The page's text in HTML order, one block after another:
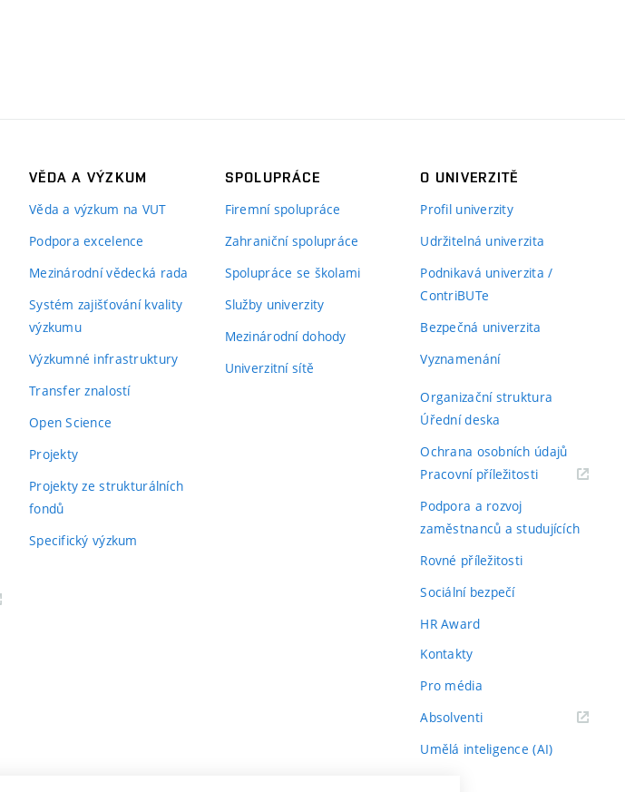
VĚDA A VÝZKUM
Věda a výzkum na VUT
Podpora excelence
Mezinárodní vědecká rada
Systém zajišťování kvality
výzkumu
Výzkumné infrastruktury
Transfer znalostí
Open Science
Projekty
Projekty ze strukturálních
fondů
Specifický výzkum
SPOLUPRÁCE
Firemní spolupráce
Zahraniční spolupráce
Spolupráce se školami
Služby univerzity
Mezinárodní dohody
Univerzitní sítě
O UNIVERZITĚ
Profil univerzity
Udržitelná univerzita
Podnikavá univerzita /
ContriBUTe
Bezpečná univerzita
Vyznamenání
Organizační struktura
Úřední deska
Ochrana osobních údajů
Pracovní příležitosti(externí
Podpora a rozvoj
zaměstnanců a studujících
Rovné příležitosti
Sociální bezpečí
HR Award
Kontakty
Pro média
Absolventi(externí
Umělá inteligence (AI)